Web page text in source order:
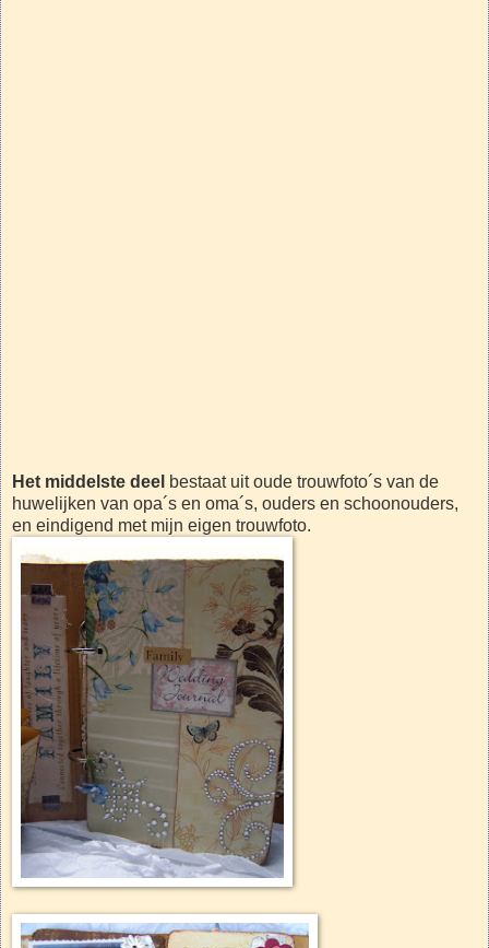
Het middelste deel bestaat uit oude trouwfoto´s van de
huwelijken van opa´s en oma´s, ouders en schoonouders,
en eindigend met mijn eigen trouwfoto.